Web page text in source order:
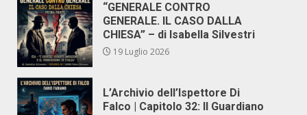
“GENERALE CONTRO
GENERALE. IL CASO DALLA
CHIESA” – di Isabella Silvestri
19 Luglio 2026
L’Archivio dell’Ispettore Di
Falco | Capitolo 32: Il Guardiano